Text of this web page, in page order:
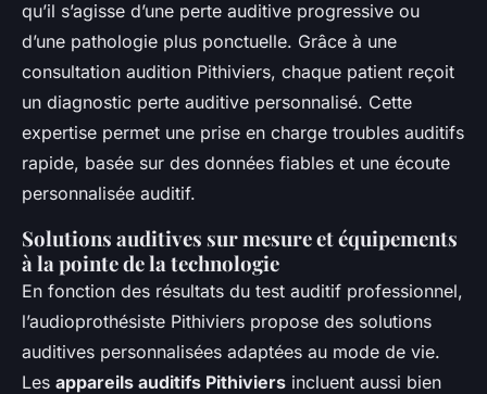
qu’il s’agisse d’une perte auditive progressive ou
d’une pathologie plus ponctuelle. Grâce à une
consultation audition Pithiviers, chaque patient reçoit
un diagnostic perte auditive personnalisé. Cette
expertise permet une prise en charge troubles auditifs
rapide, basée sur des données fiables et une écoute
personnalisée auditif.
Solutions auditives sur mesure et équipements
à la pointe de la technologie
En fonction des résultats du test auditif professionnel,
l’audioprothésiste Pithiviers propose des solutions
auditives personnalisées adaptées au mode de vie.
Les appareils auditifs Pithiviers incluent aussi bien